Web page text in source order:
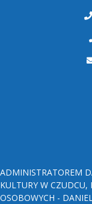
ADMINISTRATOREM
KULTURY W CZUDCU,
OSOBOWYCH -